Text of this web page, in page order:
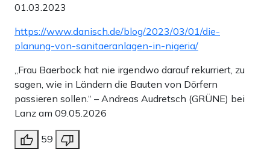
01.03.2023
https://www.danisch.de/blog/2023/03/01/die-
planung-von-sanitaeranlagen-in-nigeria/
„Frau Baerbock hat nie irgendwo darauf rekurriert, zu
sagen, wie in Ländern die Bauten von Dörfern
passieren sollen.“ – Andreas Audretsch (GRÜNE) bei
Lanz am 09.05.2026
59